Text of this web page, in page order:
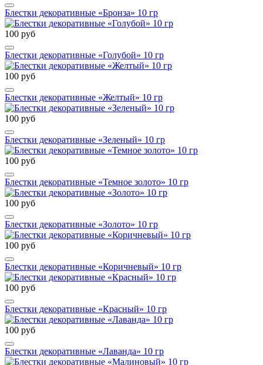
Блестки декоративные «Бронза» 10 гр
100 руб
Блестки декоративные «Голубой» 10 гр
100 руб
Блестки декоративные «Желтый» 10 гр
100 руб
Блестки декоративные «Зеленый» 10 гр
100 руб
Блестки декоративные «Темное золото» 10 гр
100 руб
Блестки декоративные «Золото» 10 гр
100 руб
Блестки декоративные «Коричневый» 10 гр
100 руб
Блестки декоративные «Красный» 10 гр
100 руб
Блестки декоративные «Лаванда» 10 гр